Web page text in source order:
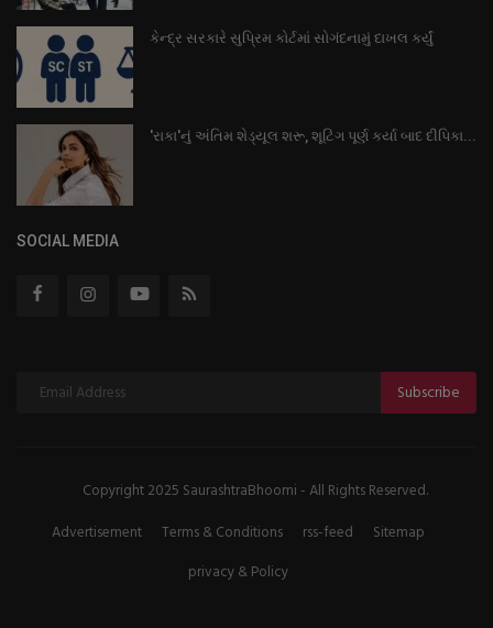
કેન્દ્ર સરકારે સુપ્રિમ કોર્ટમાં સોગંદનામું દાખલ કર્યું
'રાકા'નું અંતિમ શેડ્યૂલ શરૂ, શૂટિંગ પૂર્ણ કર્યા બાદ દીપિકા...
SOCIAL MEDIA
Subscribe
Copyright 2025 SaurashtraBhoomi - All Rights Reserved.
Advertisement
Terms & Conditions rss-feed
Sitemap
privacy & Policy